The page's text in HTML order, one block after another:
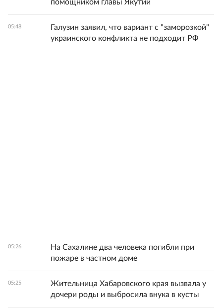
помощником главы Якутии
05:48
Галузин заявил, что вариант с "заморозкой"
украинского конфликта не подходит РФ
05:26
На Сахалине два человека погибли при
пожаре в частном доме
05:25
Жительница Хабаровского края вызвала у
дочери роды и выбросила внука в кусты